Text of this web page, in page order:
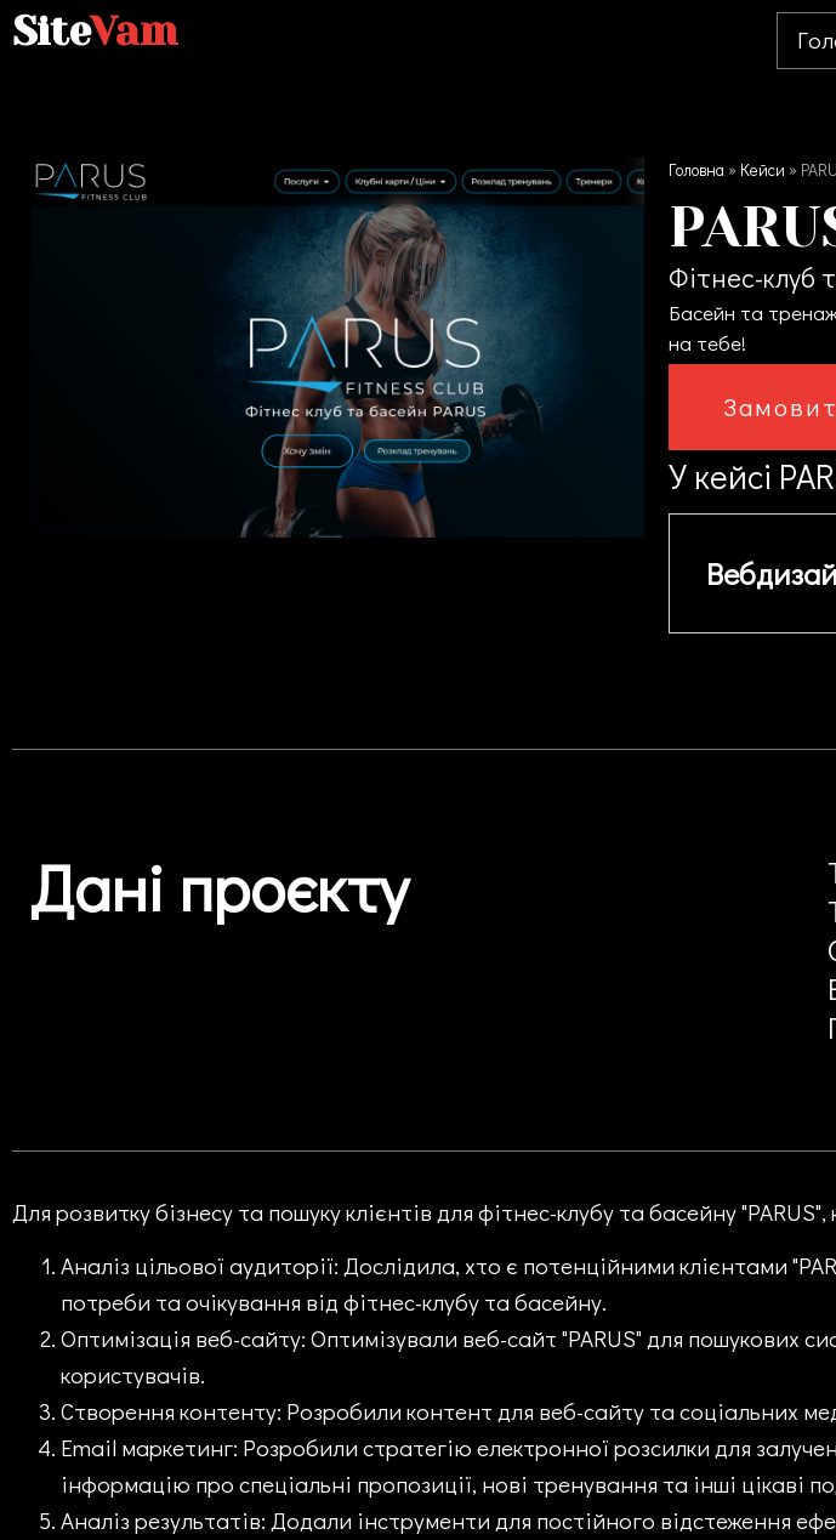
SiteVam
Головна » Кейси »
Фітнес-клуб
Басейн та
на тебе!
У кейсі
Дані проєкту
Для розвитку бізнесу та пошуку клієнтів для фітнес-клубу та басейну
Аналіз цільової аудиторії: Дослідила, хто є потенційними клієнтами
потреби та очікування від фітнес-клубу та басейну.
Оптимізація веб-сайту: Оптимізували веб-сайт "PARUS" для пошукових
користувачів.
Створення контенту: Розробили контент для веб-сайту та соціальних
Email маркетинг: Розробили стратегію електронної розсилки для
інформацію про спеціальні пропозиції, нові тренування та інші цікаві
Аналіз результатів: Додали інструменти для постійного відстеження